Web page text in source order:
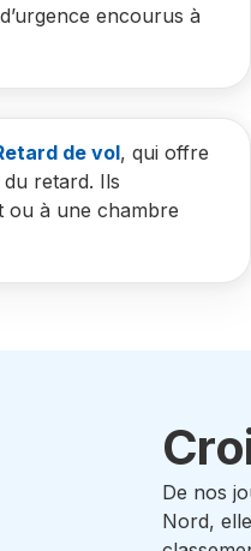
encourus à
de vol, qui offre
retard. Ils
ou à une chambre
De nos
Nord,